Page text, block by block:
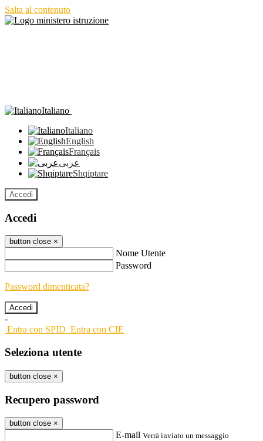
Salta al contenuto
Italiano
Italiano
English
Français
عربى
Shqiptare
Accedi
Accedi
button close ×
Nome Utente
Password
Password dimenticata?
-
Entra con SPID Entra con CIE
Seleziona utente
button close ×
Recupero password
button close ×
E-mail Verrà inviato un messaggio